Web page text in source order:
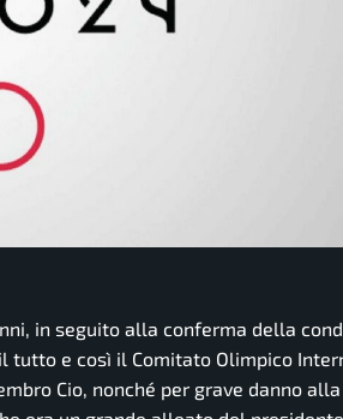
in seguito alla conferma della
tutto e così il Comitato Olimpico
Cio, nonché per grave danno alla